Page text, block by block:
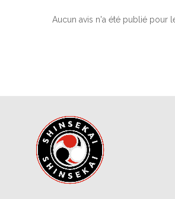
Aucun avis n'a été publié pour